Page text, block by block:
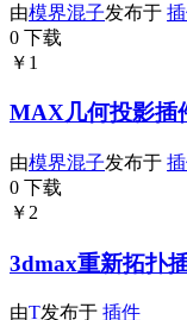
由模界混子发布于
0 下载
￥1
MAX几何投影插
由模界混子发布于
0 下载
￥2
3dmax重新拓扑
由T发布于 插件